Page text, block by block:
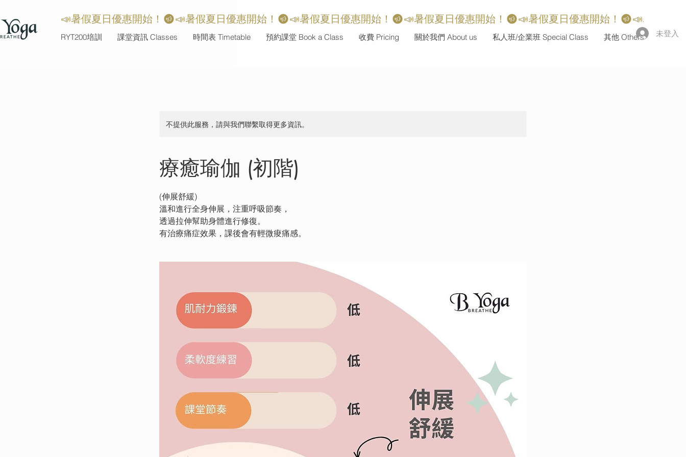
未登入
不提供此服務，請與我們聯繫取得更多資訊。
療癒瑜伽 (初階)
(伸展舒緩)
溫和進行全身伸展，注重呼吸節奏，
透過拉伸幫助身體進行修復。
有治療痛症效果，課後會有輕微痠痛感。
RYT200培訓 課堂資訊 Classes 時間表 Timetable 預約課堂 Book a Class 收費 Pricing 關於我們 About us 私人班/企業班 Special Class 其他 Others
📣暑假夏日優惠開始！